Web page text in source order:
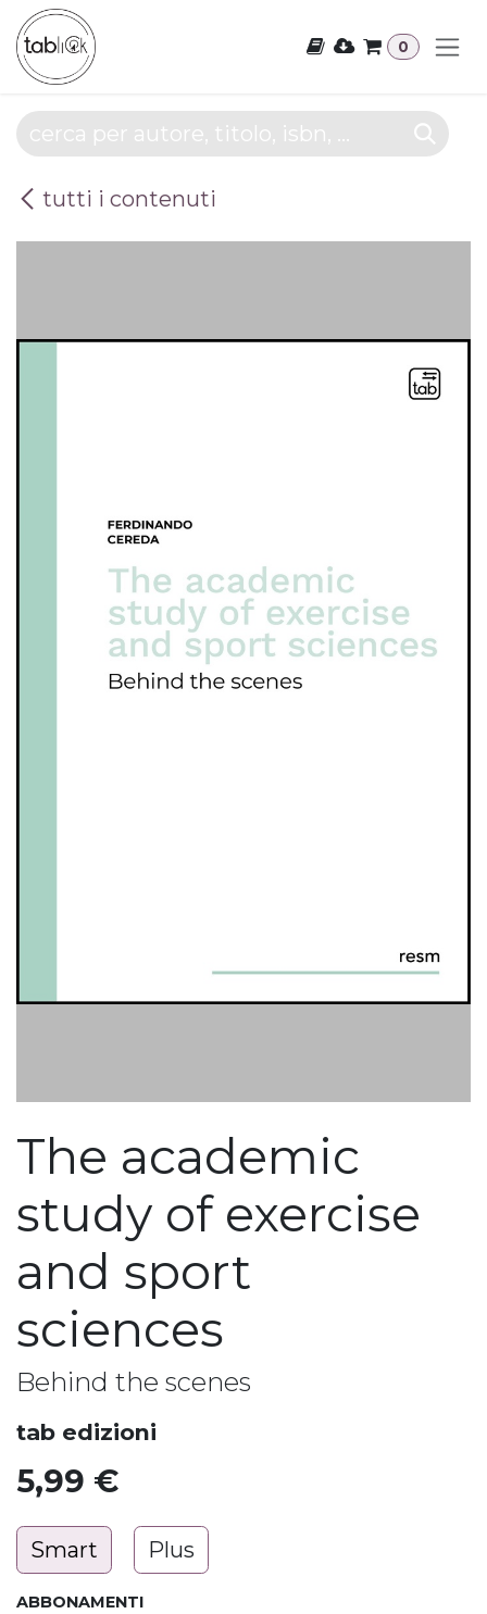
Passa al contenuto
0
tutti i contenuti
The academic
study of exercise
and sport
sciences
Behind the scenes
tab edizioni
5,99 €
Smart Plus
ABBONAMENTI